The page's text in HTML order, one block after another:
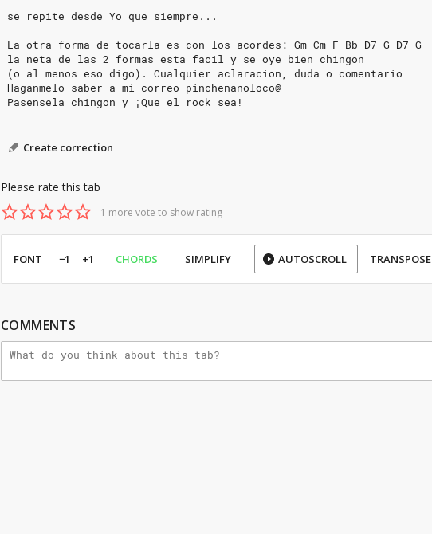
se repite desde Yo que siempre...
La otra forma de tocarla es con los acordes: Gm-Cm-F-Bb-D7-G-D7-G
la neta de las 2 formas esta facil y se oye bien chingon
(o al menos eso digo). Cualquier aclaracion, duda o comentario
Haganmelo saber a mi correo pinchenanoloco@
Pasensela chingon y ¡Que el rock sea!
Create correction
Please rate this tab
1 more vote to show rating
FONT −1 +1 CHORDS SIMPLIFY AUTOSCROLL TRANSPOSE
COMMENTS